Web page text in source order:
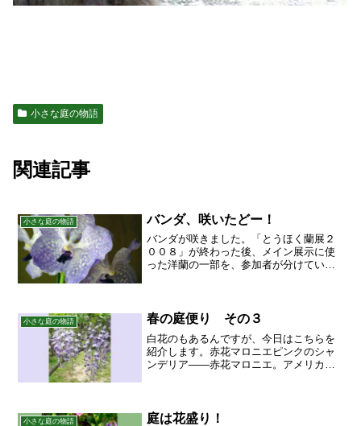
小さな庭の物語
関連記事
小さな庭の物語 バンダ、咲いたどー！
バンダが咲きました。「とうほく蘭展２
００８」が終わった後、メイン展示に使
った洋蘭の一部を、参加者が分けていた
なって咲きました。特別、手...
小さな庭の物語 春の庭便り その３
白花のもあるんですが、今日はこちらを
紹介します。赤花マロニエピンクのシャ
ンデリア――赤花マロニエ。アメリカ・
シャンゼリゼ 赤い風...
小さな庭の物語 庭は花盛り！